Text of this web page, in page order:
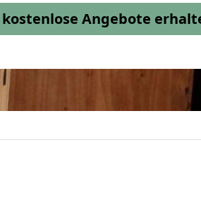
Angebote